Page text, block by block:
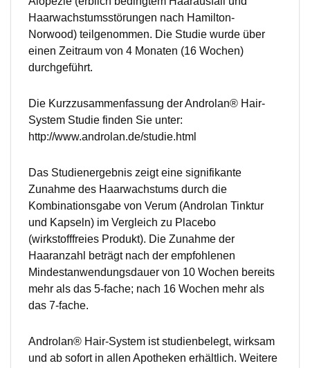
Haarwachstumsstörungen nach Hamilton-
Norwood) teilgenommen. Die Studie wurde über
einen Zeitraum von 4 Monaten (16 Wochen)
durchgeführt.
Die Kurzzusammenfassung der Androlan® Hair-
System Studie finden Sie unter:
http://www.androlan.de/studie.html
Das Studienergebnis zeigt eine signifikante
Zunahme des Haarwachstums durch die
Kombinationsgabe von Verum (Androlan Tinktur
und Kapseln) im Vergleich zu Placebo
(wirkstofffreies Produkt). Die Zunahme der
Haaranzahl beträgt nach der empfohlenen
Mindestanwendungsdauer von 10 Wochen bereits
mehr als das 5-fache; nach 16 Wochen mehr als
das 7-fache.
Androlan® Hair-System ist studienbelegt, wirksam
und ab sofort in allen Apotheken erhältlich. Weitere